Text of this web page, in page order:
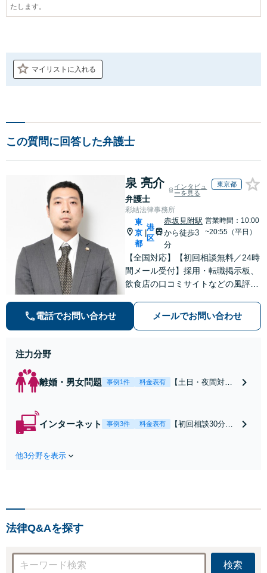
たします。
マイリストに入れる
この質問に回答した弁護士
泉 亮介
弁護士
インタビュ
ーを見る
東京都
彩結法律事務所
東
京
都
港
区
赤坂見附駅
から徒歩3
分
営業時間：10:00
~20:55（平日）
【全国対応】【初回相談無料／24時
間メール受付】採用・転職掲示板、
飲食店の口コミサイトなどの風評被
の種類を問わず相談可。可能な限り
早期対応で駆けつけサポート【労
電話でお問い合わせ メールでお問い合わせ
注力分野
離婚・男女問題 事例1件 料金表有
【土日・夜間対応
れたら、サインす
インターネット 事例3件 料金表有
【初回相談30分無
お店の風評被害対
応可：開示請求の
意見照会が来たと
他3分野を表示
法律Q&Aを探す
検索